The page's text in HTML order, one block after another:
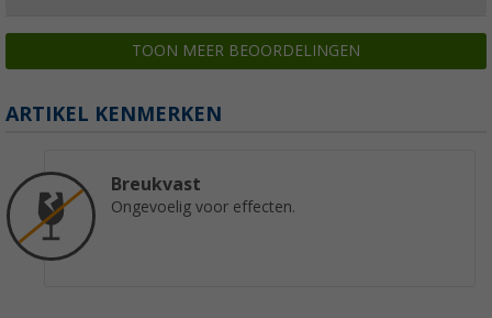
TOON MEER BEOORDELINGEN
ARTIKEL KENMERKEN
Breukvast
Ongevoelig voor effecten.